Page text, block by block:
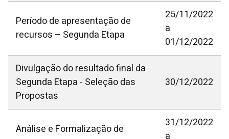
Período de apresentação de
recursos – Segunda Etapa
25/11/2022
a
01/12/2022
Divulgação do resultado final da
Segunda Etapa - Seleção das
Propostas
30/12/2022
Análise e Formalização de
31/12/2022